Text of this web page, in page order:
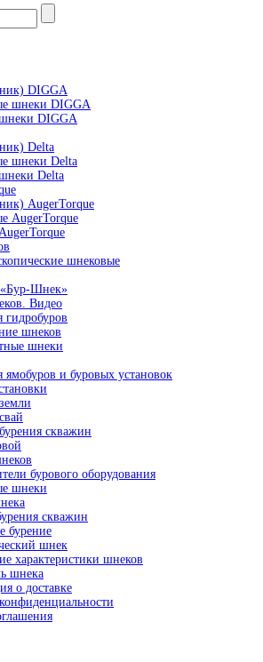
DIGGA
шнеки DIGGA
DIGGA
Delta
шнеки Delta
Delta
AugerTorque
AugerTorque
шнековые
Шнек»
Видео
шнеков
шнеки
и буровых установок
скважин
бурового оборудования
шнеки
скважин
бурение
шнек
характеристики шнеков
шнека
о доставке